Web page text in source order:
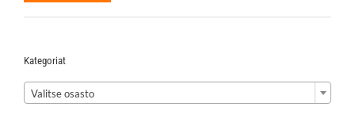
Kategoriat
Valitse osasto